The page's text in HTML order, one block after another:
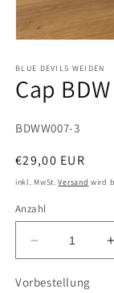
BLUE DEVILS WEIDEN
Cap
SKU:
BDWW007-3
Normaler Preis
€29,00 EUR
inkl. MwSt.Versand wird
Anzahl
Verringere
Vorbestellung